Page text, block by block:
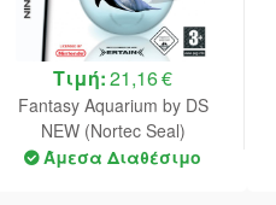
Τιμή:21,16 €
Fantasy Aquarium by DS
NEW (Nortec Seal)
Άμεσα Διαθέσιμο